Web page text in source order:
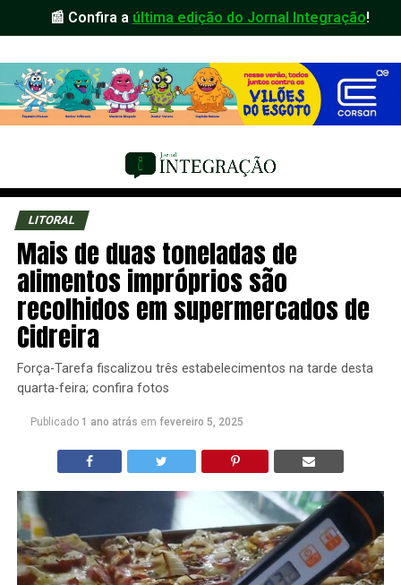
📰 Confira a última edição do Jornal Integração!
LITORAL
Mais de duas toneladas de
alimentos impróprios são
recolhidos em supermercados de
Cidreira
Força-Tarefa fiscalizou três estabelecimentos na tarde desta
quarta-feira; confira fotos
Publicado 1 ano atrás em fevereiro 5, 2025